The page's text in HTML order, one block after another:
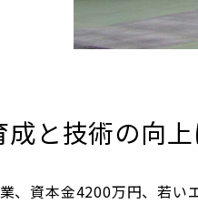
成と技術の向
、資本金4200万円、若い